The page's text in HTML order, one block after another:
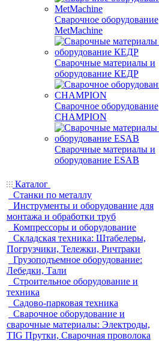
Сварочное оборудование
MetMachine
Сварочные материалы и
оборудование КЕДР
Сварочное оборудование
CHAMPION
Сварочные материалы и
оборудование ESAB
Каталог
Станки по металлу
Инструменты и оборудование для
монтажа и обработки труб
Компрессоры и оборудование
Складская техника: Штабелеры,
Погрузчики, Тележки, Ричтраки
Грузоподъемное оборудование:
Лебедки, Тали
Строительное оборудование и
техника
Садово-парковая техника
Сварочное оборудование и
сварочные материалы: Электроды,
TIG Прутки, Сварочная проволока